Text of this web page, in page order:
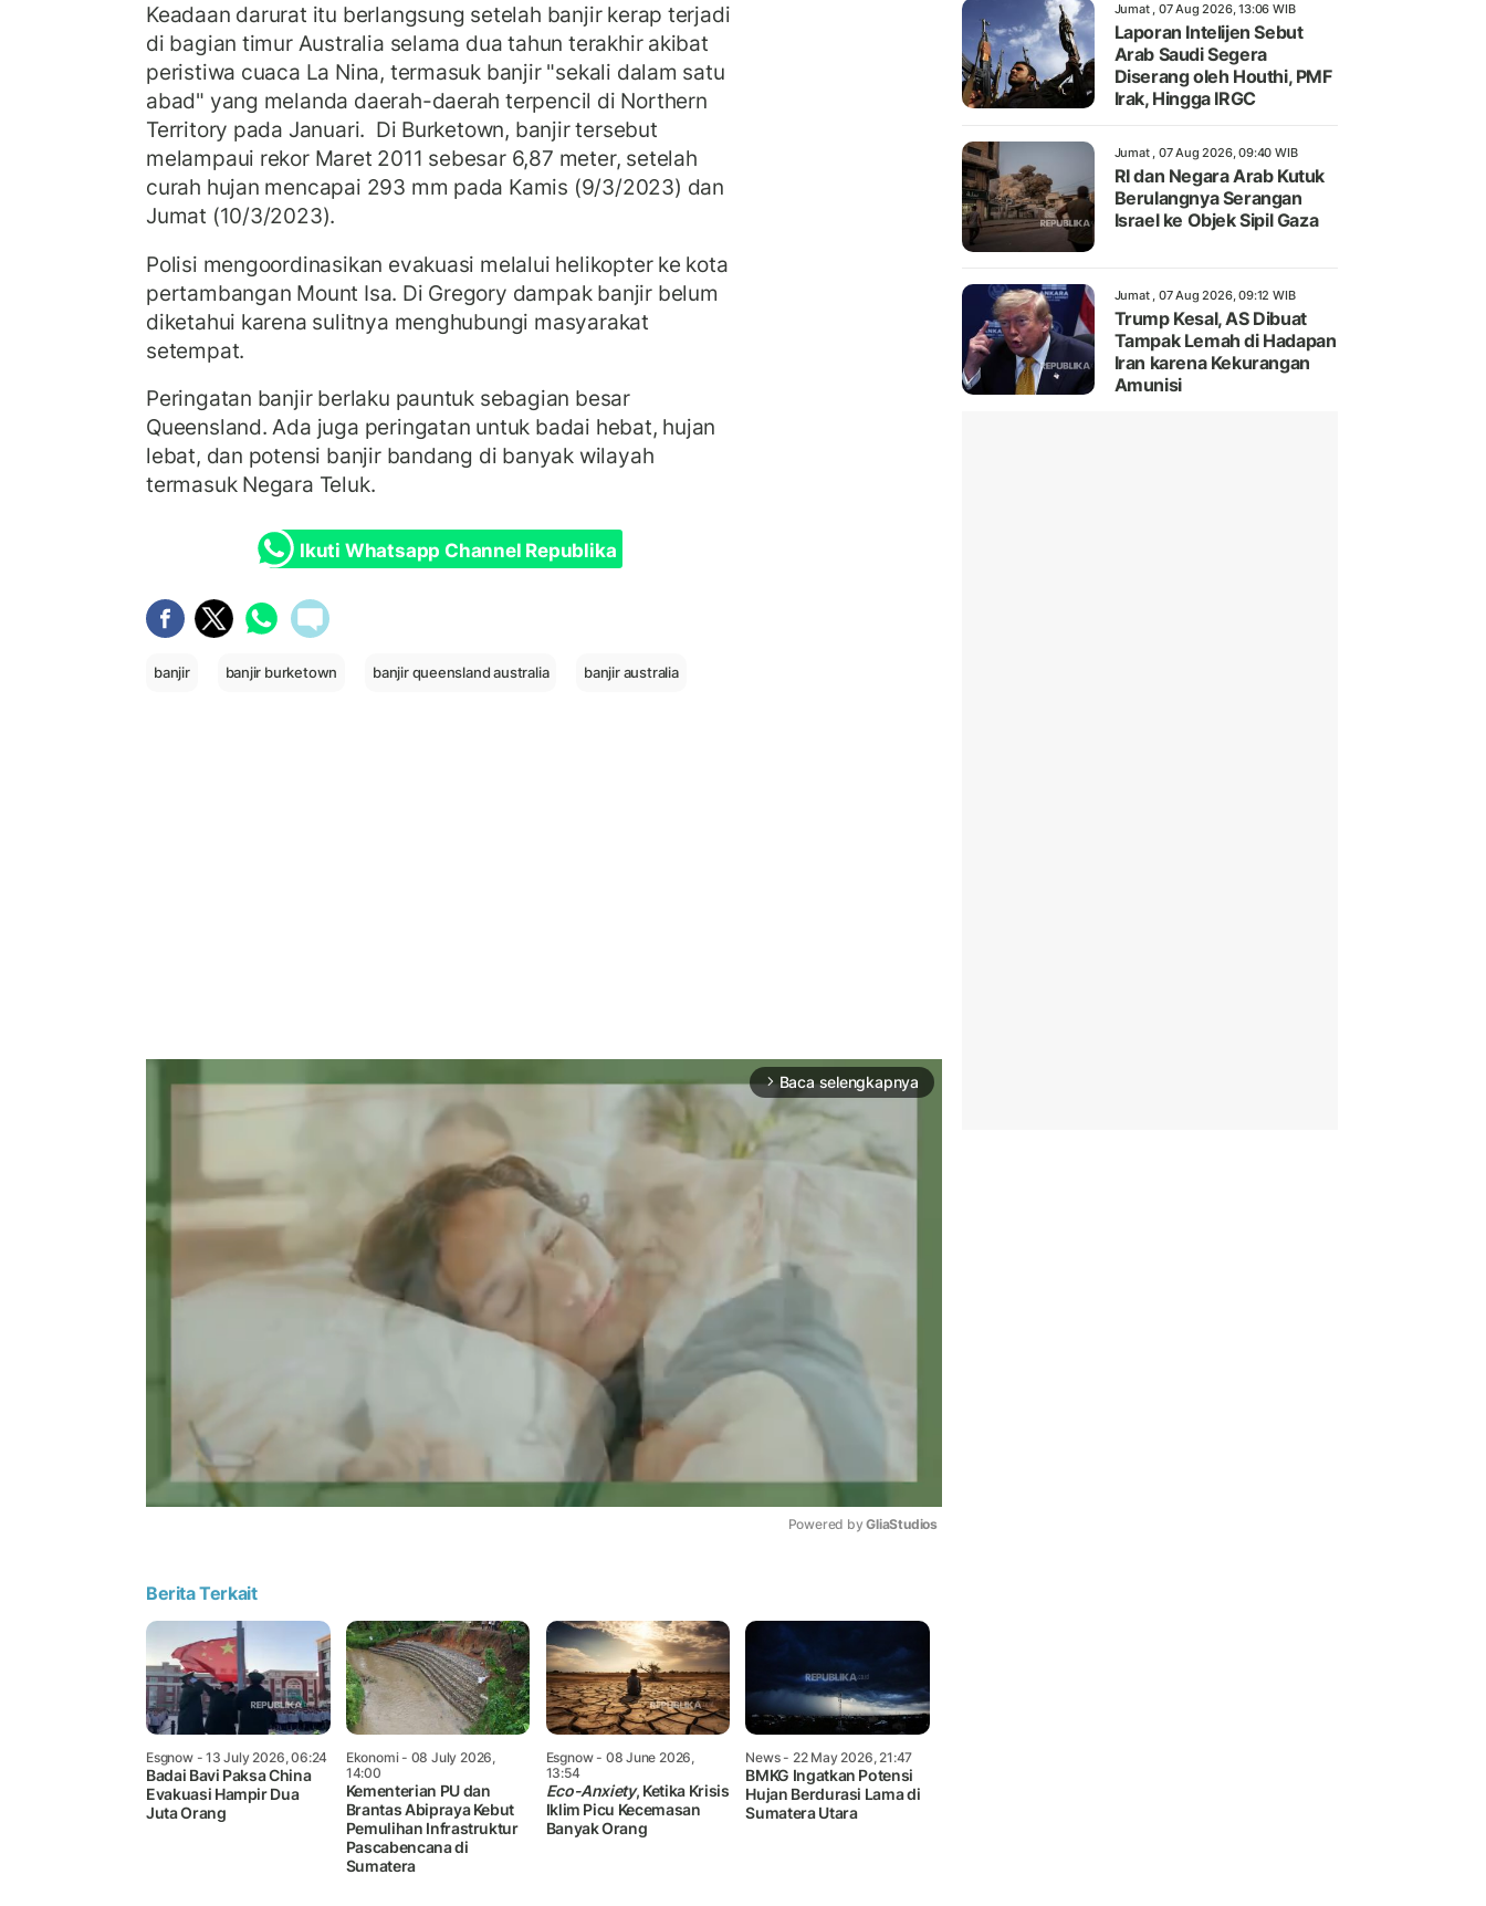
Keadaan darurat itu berlangsung setelah banjir kerap terjadi
di bagian timur Australia selama dua tahun terakhir akibat
peristiwa cuaca La Nina, termasuk banjir "sekali dalam satu
abad" yang melanda daerah-daerah terpencil di Northern
Territory pada Januari. Di Burketown, banjir tersebut
melampaui rekor Maret 2011 sebesar 6,87 meter, setelah
curah hujan mencapai 293 mm pada Kamis (9/3/2023) dan
Jumat (10/3/2023).
Polisi mengoordinasikan evakuasi melalui helikopter ke kota
pertambangan Mount Isa. Di Gregory dampak banjir belum
diketahui karena sulitnya menghubungi masyarakat
setempat.
Peringatan banjir berlaku pauntuk sebagian besar
Queensland. Ada juga peringatan untuk badai hebat, hujan
lebat, dan potensi banjir bandang di banyak wilayah
termasuk Negara Teluk.
Ikuti Whatsapp Channel Republika
banjir banjir burketown banjir queensland australia banjir australia
arrow_forward_ios Baca selengkapnya
Powered by GliaStudios
Berita Terkait
Esgnow- 13 July 2026, 06:24
Badai Bavi Paksa China
Evakuasi Hampir Dua
Juta Orang
Ekonomi- 08 July 2026,
14:00
Kementerian PU dan
Brantas Abipraya Kebut
Pemulihan Infrastruktur
Pascabencana di
Sumatera
Esgnow- 08 June 2026,
13:54
Eco-Anxiety, Ketika Krisis
Iklim Picu Kecemasan
Banyak Orang
News- 22 May 2026, 21:47
BMKG Ingatkan Potensi
Hujan Berdurasi Lama di
Sumatera Utara
Jumat , 07 Aug 2026, 13:06 WIB
Laporan Intelijen Sebut
Arab Saudi Segera
Diserang oleh Houthi, PMF
Irak, Hingga IRGC
Jumat , 07 Aug 2026, 09:40 WIB
RI dan Negara Arab Kutuk
Berulangnya Serangan
Israel ke Objek Sipil Gaza
Jumat , 07 Aug 2026, 09:12 WIB
Trump Kesal, AS Dibuat
Tampak Lemah di Hadapan
Iran karena Kekurangan
Amunisi